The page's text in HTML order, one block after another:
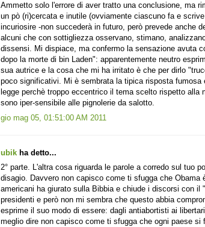
Ammetto solo l'errore di aver tratto una conclusione, ma
un pò (ri)cercata e inutile (ovviamente ciascuno fa e
incuriosire -non succederà in futuro, però prevede anche
alcuni che con sottigliezza osservano, stimano,
dissensi. Mi dispiace, ma confermo la sensazione avuta
dopo la morte di bin Laden": apparentemente neutro
sua autrice e la cosa che mi ha irritato è che per dirlo
poco significativi. Mi è sembrata la tipica risposta fumosa
legge perchè troppo eccentrico il tema scelto rispetto
sono iper-sensibile alle pignolerie da salotto.
gio mag 05, 01:51:00 AM 2011
ubik ha detto...
‎2° parte. L'altra cosa riguarda le parole a corredo sul tuo
disagio. Davvero non capisco come ti sfugga che
americani ha giurato sulla Bibbia e chiude i discorsi con
presidenti e però non mi sembra che questo abbia
esprime il suo modo di essere: dagli antiabortisti ai
meglio dire non capisco come ti sfugga che ogni paese si